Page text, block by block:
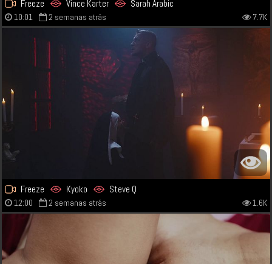
Freeze Vince Karter Sarah Arabic
10:01 2 semanas atrás 7.7K
Freeze Kyoko Steve Q
12:00 2 semanas atrás 1.6K